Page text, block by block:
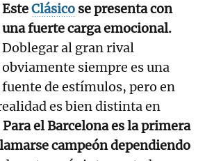
EsteClásico se presenta con
una fuerte carga emocional.
Doblegar al gran rival
obviamente siempre es una
fuente de estímulos, pero en
es bien distinta en
Para el Barcelona es la primera
campeón dependiendo